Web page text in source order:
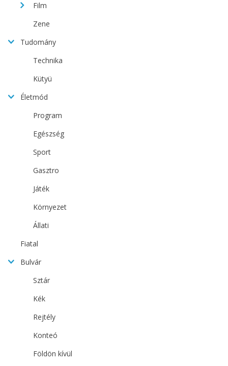
Film
Zene
Tudomány
Technika
Kütyü
Életmód
Program
Egészség
Sport
Gasztro
Játék
Környezet
Állati
Fiatal
Bulvár
Sztár
Kék
Rejtély
Konteó
Földön kívül